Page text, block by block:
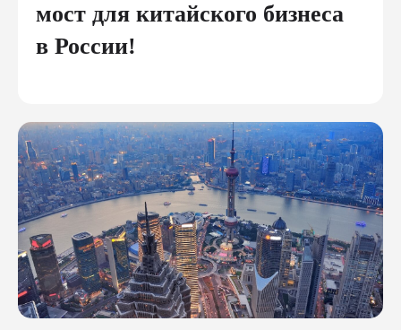
мост для китайского бизнеса
в России!